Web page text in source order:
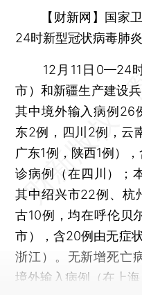
【财新网】 国家
24时新型冠状病毒肺
12月11日0—24时
市）和新疆生产建设
其中境外输入病例26
东2例，四川2例，云
广东1例，陕西1例）
诊病例（在四川）；
其中绍兴市22例、杭
古10例，均在呼伦贝
市），含20例由无症
浙江）。无新增死亡
境外输入病例（在上海